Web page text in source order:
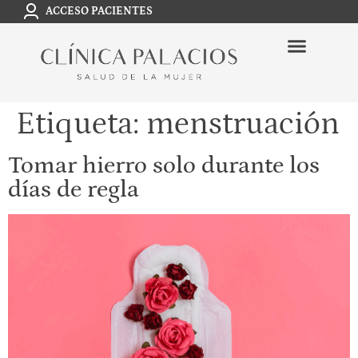
ACCESO PACIENTES
Etiqueta: menstruación
Tomar hierro solo durante los
días de regla